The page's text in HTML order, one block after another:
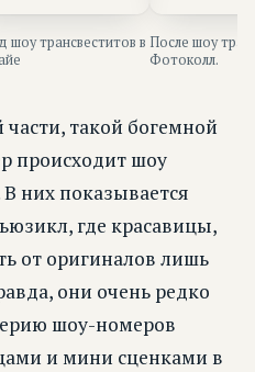
шоу трансвеститов в После шоу
Фотоколл.
части, такой богемной
происходит шоу
них показывается
где красавицы,
от оригиналов лишь
они очень редко
шоу-номеров
и мини сценками в